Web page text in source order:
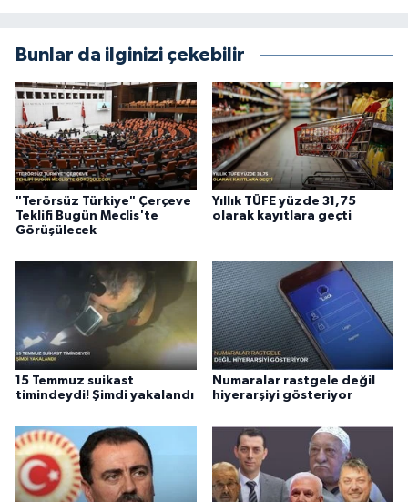
Bunlar da ilginizi çekebilir
"Terörsüz Türkiye" Çerçeve
Teklifi Bugün Meclis'te
Görüşülecek
Yıllık TÜFE yüzde 31,75
olarak kayıtlara geçti
15 Temmuz suikast
timindeydi! Şimdi yakalandı
Numaralar rastgele değil
hiyerarşiyi gösteriyor